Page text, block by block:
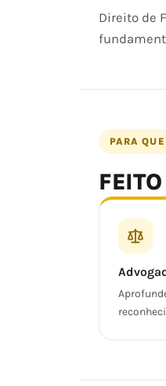
Direito de
PARA